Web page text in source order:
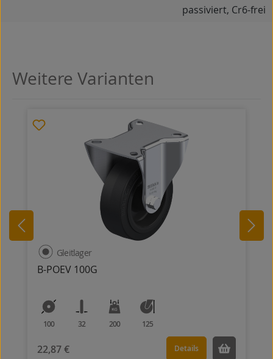
passiviert, Cr6-frei
Produktgalerie überspringen
Weitere Varianten
B-POEV 100G
Gleitlager
100 32 200 125
22,87 € Details